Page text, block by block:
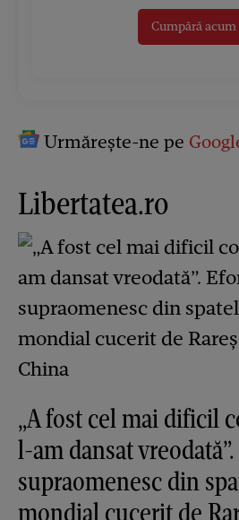
Cumpără acum
Urmărește-ne pe
Libertatea.ro
„A fost cel mai dificil
l-am dansat
supraomenesc din
mondial cucerit de